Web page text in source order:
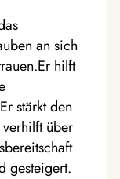
an sich
hilft
stärkt den
über
gesteigert.